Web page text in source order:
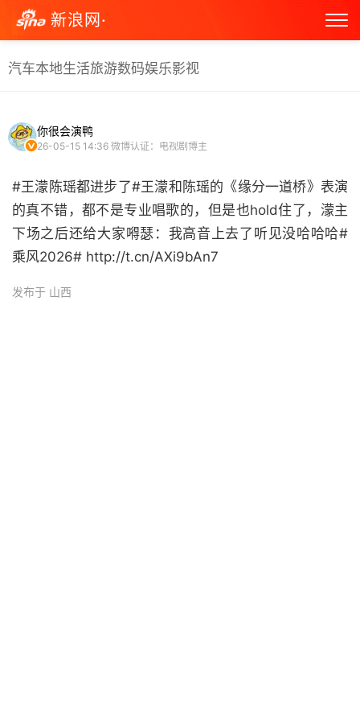
新浪网·
汽车本地生活旅游数码娱乐影视
你很会演鸭
26-05-15 14:36 微博认证：电视剧博主
#王濛陈瑶都进步了#王濛和陈瑶的《缘分一道桥》表演
的真不错，都不是专业唱歌的，但是也hold住了，濛主
下场之后还给大家嘚瑟：我高音上去了听见没哈哈哈#
乘风2026# http://t.cn/AXi9bAn7 ​
发布于 山西